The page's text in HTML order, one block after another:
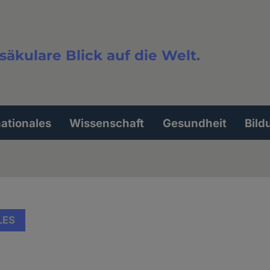
Blick auf die Welt.
Wissenschaft Gesundheit